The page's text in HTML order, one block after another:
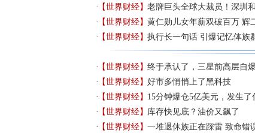
【世界财经】老牌巨头全球大裁员！深圳
【世界财经】黄仁勋儿女年薪双破百万 辉
【世界财经】执行长一句话 引爆记忆体族
【世界财经】终于承认了，三星前高层自
【世界财经】好市多悄悄上了黑科技
【世界财经】15分钟爆仓5亿美元，发生了
【世界财经】库存快见底？油价又飙了
【世界财经】一堆退休族正在踩雷 致命错